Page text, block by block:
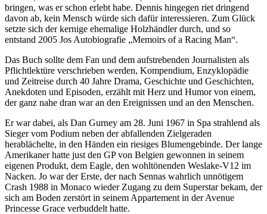
bringen, was er schon erlebt habe. Dennis hingegen riet dringend
davon ab, kein Mensch würde sich dafür interessieren. Zum Glück
setzte sich der kernige ehemalige Holzhändler durch, und so
entstand 2005 Jos Autobiografie „Memoirs of a Racing Man“.
Das Buch sollte dem Fan und dem aufstrebenden Journalisten als
Pflichtlektüre verschrieben werden, Kompendium, Enzyklopädie
und Zeitreise durch 40 Jahre Drama, Geschichte und Geschichten,
Anekdoten und Episoden, erzählt mit Herz und Humor von einem,
der ganz nahe dran war an den Ereignissen und an den Menschen.
Er war dabei, als Dan Gurney am 28. Juni 1967 in Spa strahlend als
Sieger vom Podium neben der abfallenden Zielgeraden
herablächelte, in den Händen ein riesiges Blumengebinde. Der lange
Amerikaner hatte just den GP von Belgien gewonnen in seinem
eigenen Produkt, dem Eagle, den wohltönenden Weslake-V12 im
Nacken. Jo war der Erste, der nach Sennas wahrlich unnötigem
Crash 1988 in Monaco wieder Zugang zu dem Superstar bekam, der
sich am Boden zerstört in seinem Appartement in der Avenue
Princesse Grace verbuddelt hatte.